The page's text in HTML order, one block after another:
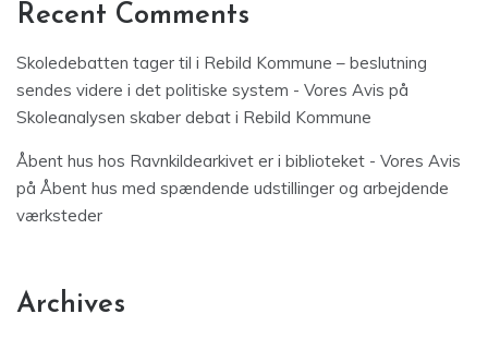
Recent Comments
Skoledebatten tager til i Rebild Kommune – beslutning
sendes videre i det politiske system - Vores Avis på
Skoleanalysen skaber debat i Rebild Kommune
Åbent hus hos Ravnkildearkivet er i biblioteket - Vores Avis
på Åbent hus med spændende udstillinger og arbejdende
værksteder
Archives